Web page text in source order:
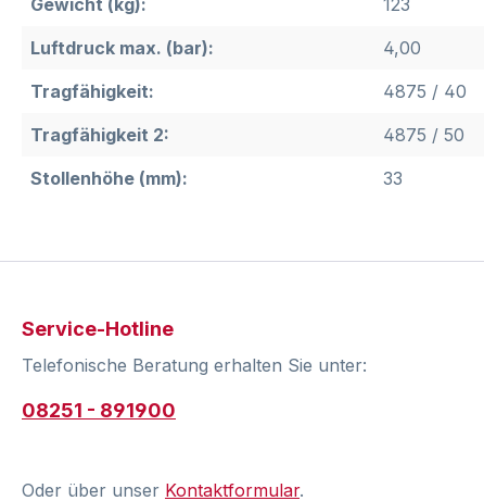
Gewicht (kg):
123
Luftdruck max. (bar):
4,00
Tragfähigkeit:
4875 / 40
Tragfähigkeit 2:
4875 / 50
Stollenhöhe (mm):
33
Service-Hotline
Telefonische Beratung erhalten Sie unter:
08251 - 891900
Oder über unser Kontaktformular.